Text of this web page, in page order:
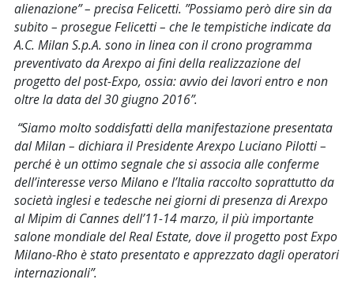
alienazione” – precisa Felicetti. ”Possiamo però dire sin da
subito – prosegue Felicetti – che le tempistiche indicate da
A.C. Milan S.p.A. sono in linea con il crono programma
preventivato da Arexpo ai fini della realizzazione del
progetto del post-Expo, ossia: avvio dei lavori entro e non
oltre la data del 30 giugno 2016”.
“Siamo molto soddisfatti della manifestazione presentata
dal Milan – dichiara il Presidente Arexpo Luciano Pilotti –
perché è un ottimo segnale che si associa alle conferme
dell’interesse verso Milano e l’Italia raccolto soprattutto da
società inglesi e tedesche nei giorni di presenza di Arexpo
al Mipim di Cannes dell’11-14 marzo, il più importante
salone mondiale del Real Estate, dove il progetto post Expo
Milano-Rho è stato presentato e apprezzato dagli operatori
internazionali”.